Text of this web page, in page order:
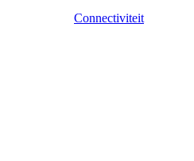
Connectiviteit